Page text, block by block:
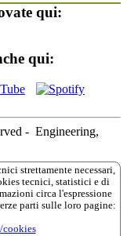
qui:
qui:
- Engineering,
strettamente necessari,
tecnici, statistici e di
circa l'espressione
parti sulle loro pagine:
cookies